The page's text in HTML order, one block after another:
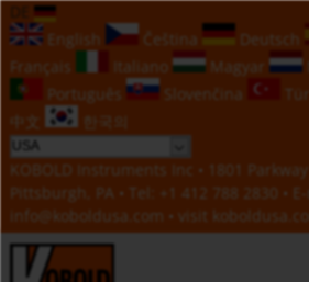
English
Čeština Deutsch
Français
Italiano Magyar
Português
Slovenčina
中文
한국의
KOBOLD Instruments Inc • 1801 Parkway
Pittsburgh, PA • Tel:
+1 412 788 2830 •
info@koboldusa.com • visit